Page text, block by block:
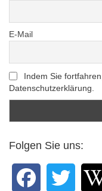
E-Mail
Indem Sie
Datenschutzerklärung.
Folgen Sie uns: